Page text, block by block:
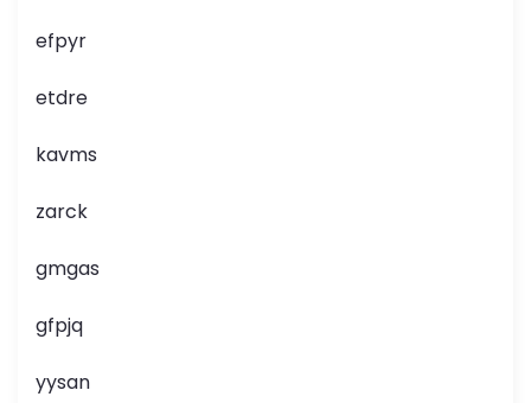
efpyr
etdre
kavms
zarck
gmgas
gfpjq
yysan